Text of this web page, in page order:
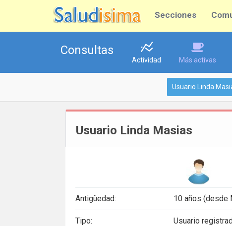
Secciones
Consultas
Actividad Más activas
Usuario Linda
Usuario Linda Masias
Antigüedad: 10 años (desde
Tipo: Usuario